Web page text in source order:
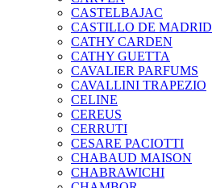
CASTELBAJAC
CASTILLO DE MADRID
CATHY CARDEN
CATHY GUETTA
CAVALIER PARFUMS
CAVALLINI TRAPEZIO
CELINE
CEREUS
CERRUTI
CESARE PACIOTTI
CHABAUD MAISON
CHABRAWICHI